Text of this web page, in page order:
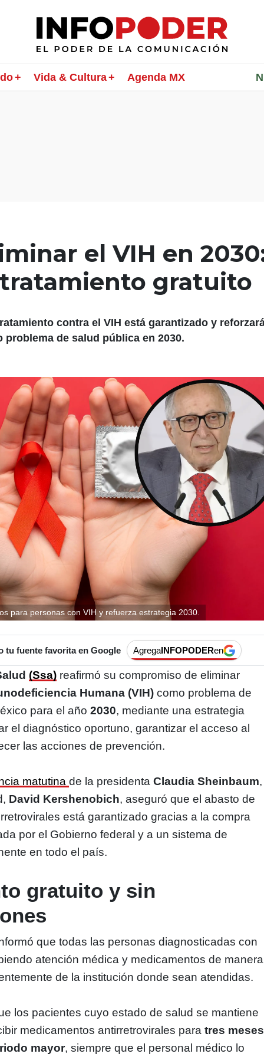
Vida & Cultura Agenda MX
el VIH en
gratuito
contra el VIH está garantizado y
de salud pública en 2030.
para personas con VIH y refuerza estrategia 2030.
tu fuente favorita en Google AgregaINFOPODERen
(Ssa) reafirmó su compromiso de eliminar
Humana (VIH) como problema de
para el año2030, mediante una estrategia
el diagnóstico oportuno, garantizar el acceso al
las acciones de prevención.
matutinade la presidentaClaudia Sheinbaum
David Kershenobich, aseguró que el abasto de
está garantizado gracias a la compra
por el Gobierno federal y a un sistema de
en todo el país.
gratuito y sin
que todas las personas diagnosticadas con
atención médica y medicamentos de manera
de la institución donde sean atendidas.
los pacientes cuyo estado de salud se mantiene
medicamentos antirretrovirales paratres
mayor, siempre que el personal médico lo